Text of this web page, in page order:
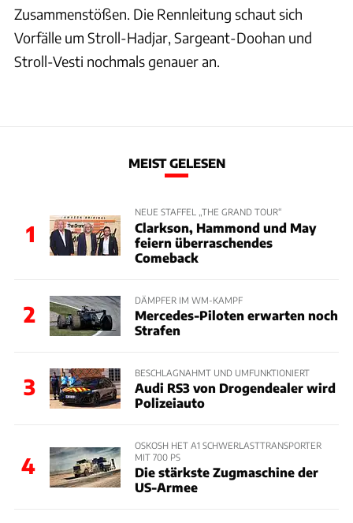
Zusammenstößen. Die Rennleitung schaut sich
Vorfälle um Stroll-Hadjar, Sargeant-Doohan und
Stroll-Vesti nochmals genauer an.
MEIST GELESEN
1
NEUE STAFFEL „THE GRAND TOUR“
Clarkson, Hammond und May
feiern überraschendes
Comeback
2
DÄMPFER IM WM-KAMPF
Mercedes-Piloten erwarten noch
Strafen
3
BESCHLAGNAHMT UND UMFUNKTIONIERT
Audi RS3 von Drogendealer wird
Polizeiauto
4
OSKOSH HET A1 SCHWERLASTTRANSPORTER
MIT 700 PS
Die stärkste Zugmaschine der
US-Armee